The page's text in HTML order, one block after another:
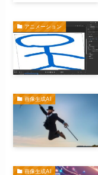
アニメーション
画像生成AI
画像生成AI